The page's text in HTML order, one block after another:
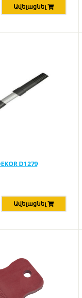
Ավելացնել
D1279
Ավելացնել